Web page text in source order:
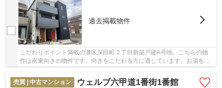
過去掲載物件
こだわりポイント満載の灘区深田町２丁目新築戸建A号地。こちらの物
件は南東向きの物件です。向きをこだわる方に適しています。お湯を温
売買 | 中古マンション
ウェルブ六甲道1番街1番館